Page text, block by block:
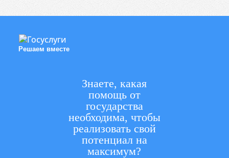
Решаем вместе
Знаете, какая
помощь от
государства
необходима, чтобы
реализовать свой
потенциал на
максимум?